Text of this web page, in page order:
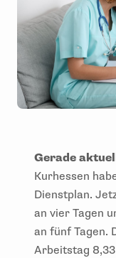
Gerade
Kurhessen
Dienstplan.
an vier Tagen
an fünf Tagen.
Arbeitstag